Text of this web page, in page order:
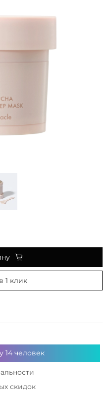
1 клик
14человек
скидок